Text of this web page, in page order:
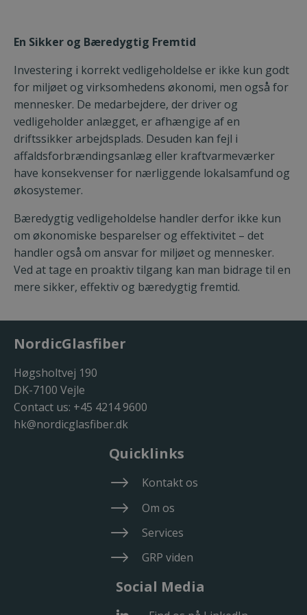
En Sikker og Bæredygtig Fremtid
Investering i korrekt vedligeholdelse er ikke kun godt
for miljøet og virksomhedens økonomi, men også for
mennesker. De medarbejdere, der driver og
vedligeholder anlægget, er afhængige af en
driftssikker arbejdsplads. Desuden kan fejl i
affaldsforbrændingsanlæg eller kraftvarmeværker
have konsekvenser for nærliggende lokalsamfund og
økosystemer.
Bæredygtig vedligeholdelse handler derfor ikke kun
om økonomiske besparelser og effektivitet – det
handler også om ansvar for miljøet og mennesker.
Ved at tage en proaktiv tilgang kan man bidrage til en
mere sikker, effektiv og bæredygtig fremtid.
NordicGlasfiber
Høgsholtvej 190
DK-7100 Vejle
Contact us: +45 4214 9600
hk@nordicglasfiber.dk
Quicklinks
Kontakt os
Om os
Services
GRP viden
Social Media